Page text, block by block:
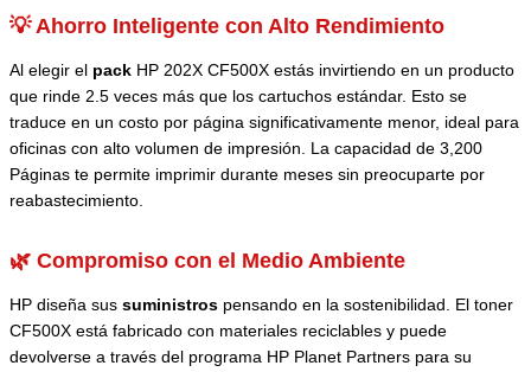
💡 Ahorro Inteligente con Alto Rendimiento
Al elegir el pack HP 202X CF500X estás invirtiendo en un producto
que rinde 2.5 veces más que los cartuchos estándar. Esto se
traduce en un costo por página significativamente menor, ideal para
oficinas con alto volumen de impresión. La capacidad de 3,200
Páginas te permite imprimir durante meses sin preocuparte por
reabastecimiento.
🌿 Compromiso con el Medio Ambiente
HP diseña sus suministros pensando en la sostenibilidad. El toner
CF500X está fabricado con materiales reciclables y puede
devolverse a través del programa HP Planet Partners para su